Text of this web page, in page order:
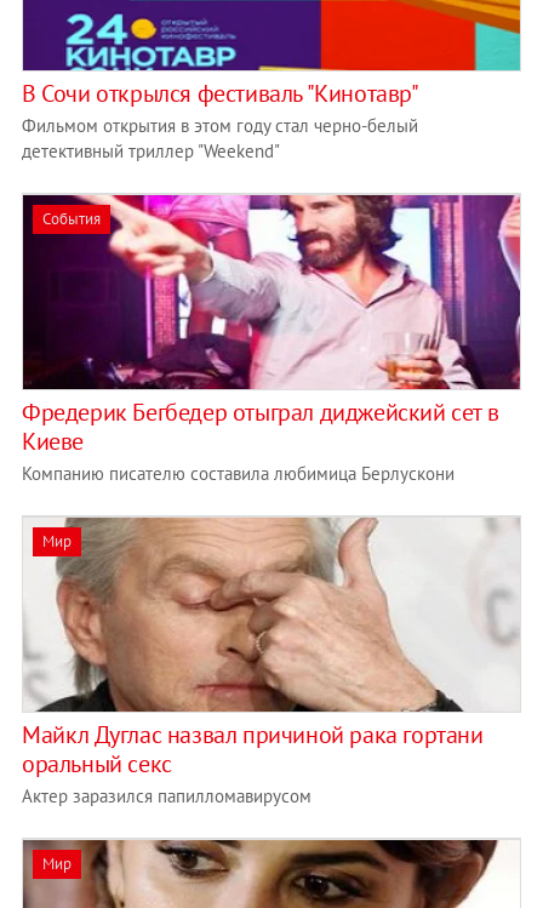
В Сочи открылся фестиваль "Кинотавр"
Фильмом открытия в этом году стал черно-белый
детективный триллер "Weekend"
События
Фредерик Бегбедер отыграл диджейский сет в
Киеве
Компанию писателю составила любимица Берлускони
Мир
Майкл Дуглас назвал причиной рака гортани
оральный секс
Актер заразился папилломавирусом
Мир